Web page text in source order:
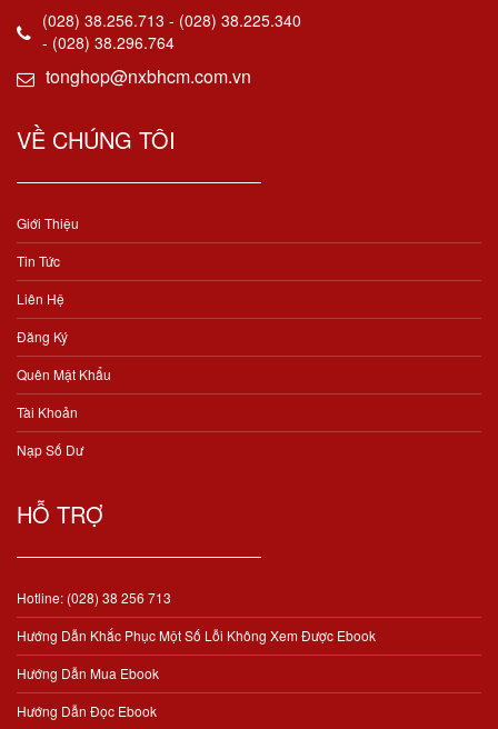
(028) 38.256.713 - (028) 38.225.340
- (028) 38.296.764
tonghop@nxbhcm.com.vn
VỀ CHÚNG TÔI
Giới Thiệu
Tin Tức
Liên Hệ
Đăng Ký
Quên Mật Khẩu
Tài Khoản
Nạp Số Dư
HỖ TRỢ
Hotline: (028) 38 256 713
Hướng Dẫn Khắc Phục Một Số Lỗi Không Xem Được Ebook
Hướng Dẫn Mua Ebook
Hướng Dẫn Đọc Ebook